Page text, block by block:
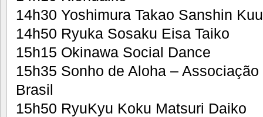
14h30 Yoshimura Takao Sanshin
14h50 Ryuka Sosaku Eisa Taiko
15h15 Okinawa Social Dance
15h35 Sonho de Aloha –
Brasil
15h50 RyuKyu Koku Matsuri Daiko